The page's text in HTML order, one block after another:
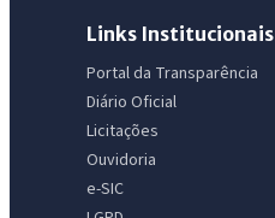
Links Institucionais
Portal da Transparência
Diário Oficial
Licitações
Ouvidoria
e-SIC